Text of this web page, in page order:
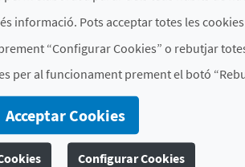
16/08/2026
Interés turístic autonòmic
informació. Pots acceptar totes les
“Configurar Cookies” o rebutjar
per al funcionament prement el botó
Acceptar Cookies
Configurar Cookies